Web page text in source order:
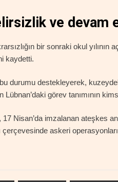
ve devam
bir sonraki okul yılının
kaydetti.
durumu destekleyerek,
görev tanımının
Nisan’da imzalanan ateşkes
askeri